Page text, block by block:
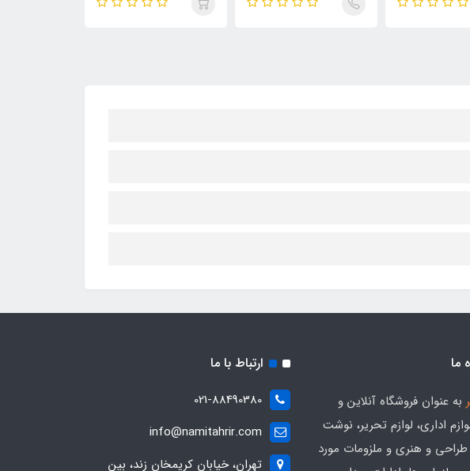
ما
به عنوان فروشگاه آنلاین و
اداری، لوازم تحریر، نوشت
طراحی و هنری و ملزومات مورد
ارتباط با ما
021-88490380
info@namitahrir.com
تهران، خیابان کریمخان زند، بین